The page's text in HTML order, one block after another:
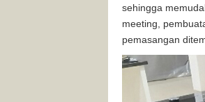
sehingga
meeting,
pemasangan